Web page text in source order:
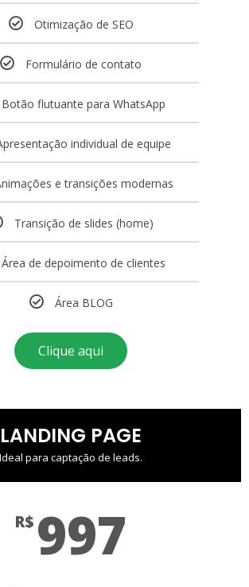
Otimização de SEO
Formulário de contato
Botão flutuante para WhatsApp
individual de equipe
e transições modernas
Transição de slides (home)
Área de depoimento de clientes
Área BLOG
Clique aqui
LANDING PAGE
Ideal para captação de leads.
R$ 997